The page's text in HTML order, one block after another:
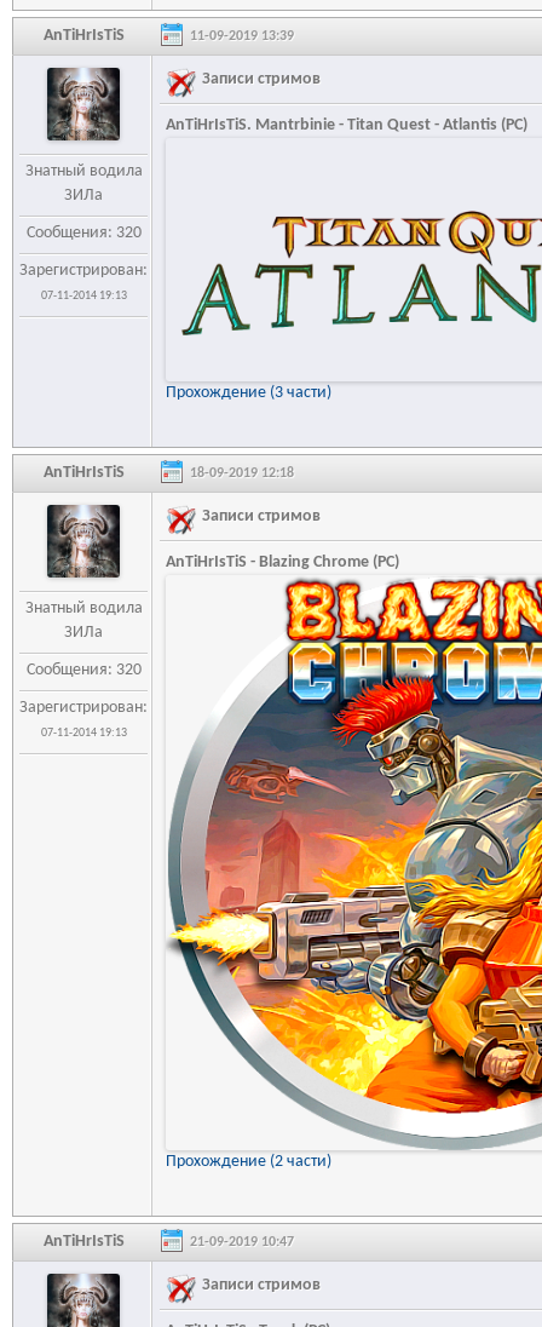
AnTiHrIsTiS 11-09-2019 13:39
Знатный водила
ЗИЛа
Сообщения: 320
Зарегистрирован:
07-11-2014 19:13
Записи стримов
AnTiHrIsTiS. Mantrbinie - Titan Quest - Atlantis (PC)
Прохождение (3 части)
AnTiHrIsTiS 18-09-2019 12:18
Знатный водила
ЗИЛа
Сообщения: 320
Зарегистрирован:
07-11-2014 19:13
Записи стримов
AnTiHrIsTiS - Blazing Chrome (PC)
Прохождение (2 части)
AnTiHrIsTiS 21-09-2019 10:47
Записи стримов